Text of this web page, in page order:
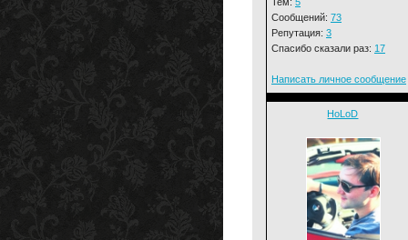
Сообщений: 73
Репутация: 3
Спасибо сказали раз: 17
Написать личное сообщение
HoLoD